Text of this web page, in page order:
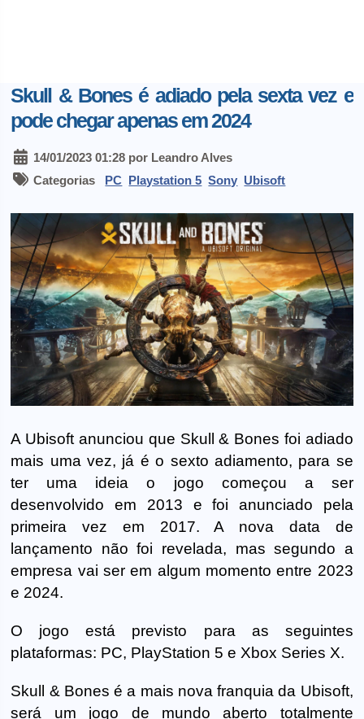
Skull & Bones é adiado pela sexta vez e
pode chegar apenas em 2024
14/01/2023 01:28 por Leandro Alves
Categorias PC Playstation 5 Sony Ubisoft
A Ubisoft anunciou que Skull & Bones foi adiado
mais uma vez, já é o sexto adiamento, para se
ter uma ideia o jogo começou a ser
desenvolvido em 2013 e foi anunciado pela
primeira vez em 2017. A nova data de
lançamento não foi revelada, mas segundo a
empresa vai ser em algum momento entre 2023
e 2024.
O jogo está previsto para as seguintes
plataformas: PC, PlayStation 5 e Xbox Series X.
Skull & Bones é a mais nova franquia da Ubisoft,
será um jogo de mundo aberto totalmente